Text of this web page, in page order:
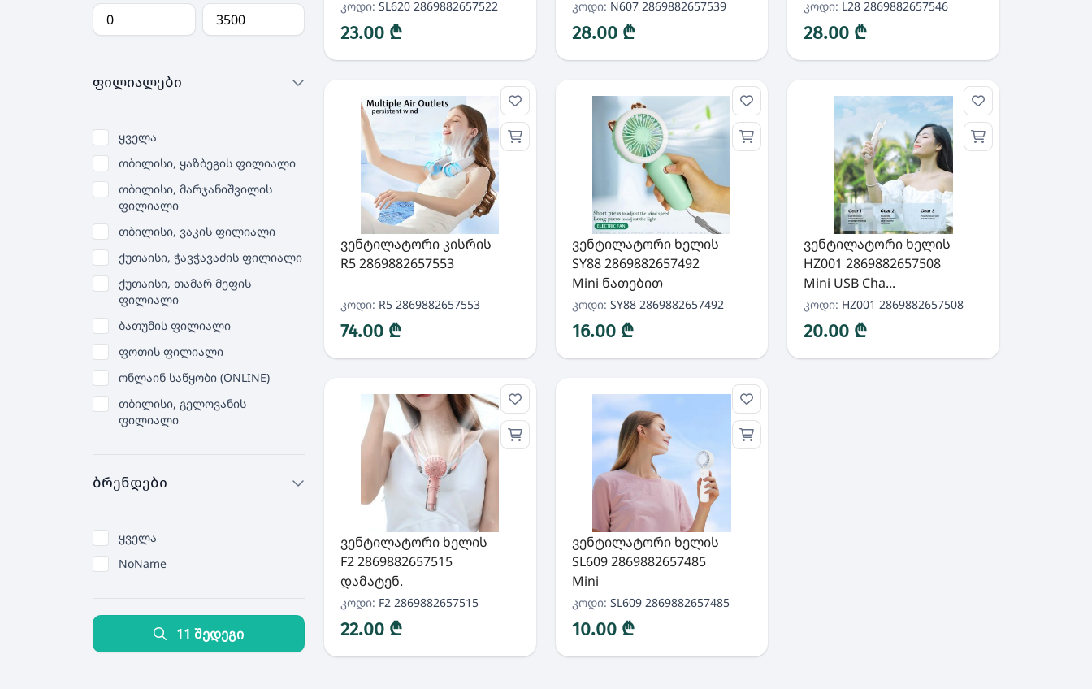
ფილიალები
ყველა
თბილისი, ყაზბეგის ფილიალი
თბილისი, მარჯანიშვილის
ფილიალი
თბილისი, ვაკის ფილიალი
ქუთაისი, ჭავჭავაძის ფილიალი
ქუთაისი, თამარ მეფის
ფილიალი
ბათუმის ფილიალი
ფოთის ფილიალი
ონლაინ საწყობი (ONLINE)
თბილისი, გელოვანის
ფილიალი
ბრენდები
ყველა
NoName
11 შედეგი
კოდი: SL620 2869882657522
23.00 ₾
კოდი: N607 2869882657539
28.00 ₾
კოდი: L28 2869882657546
28.00 ₾
ვენტილატორი კისრის
R5 2869882657553
კოდი: R5 2869882657553
74.00 ₾
ვენტილატორი ხელის
SY88 2869882657492
Mini ნათებით
კოდი: SY88 2869882657492
16.00 ₾
ვენტილატორი ხელის
HZ001 2869882657508
Mini USB Cha...
კოდი: HZ001 2869882657508
20.00 ₾
ვენტილატორი ხელის
F2 2869882657515
დამატენ.
კოდი: F2 2869882657515
22.00 ₾
ვენტილატორი ხელის
SL609 2869882657485
Mini
კოდი: SL609 2869882657485
10.00 ₾